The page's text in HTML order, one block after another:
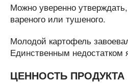
Можно уверенно
вареного или тушеного.
Молодой картофель
Единственным недостатком
ЦЕННОСТЬ ПРОДУКТА